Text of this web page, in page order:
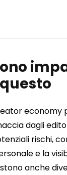
economy
dagli
rischi,
e la
anche